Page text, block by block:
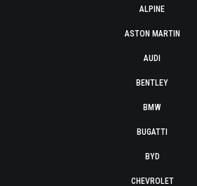
ALPINE
ASTON MARTIN
AUDI
BENTLEY
BMW
BUGATTI
BYD
CHEVROLET